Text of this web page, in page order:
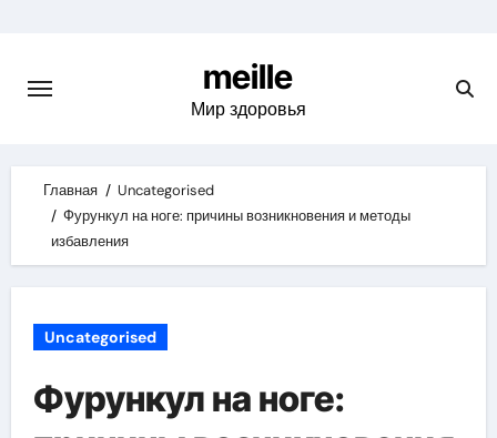
content
meille
Мир здоровья
Главная
Uncategorised
Фурункул на ноге: причины возникновения и методы
избавления
Uncategorised
Фурункул на ноге: